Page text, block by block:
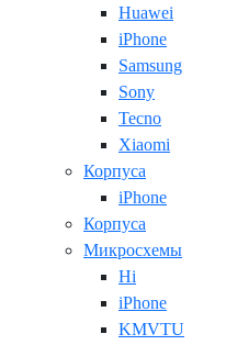
Huawei
iPhone
Samsung
Sony
Tecno
Xiaomi
Корпуса
iPhone
Корпуса
Микросхемы
Hi
iPhone
KMVTU